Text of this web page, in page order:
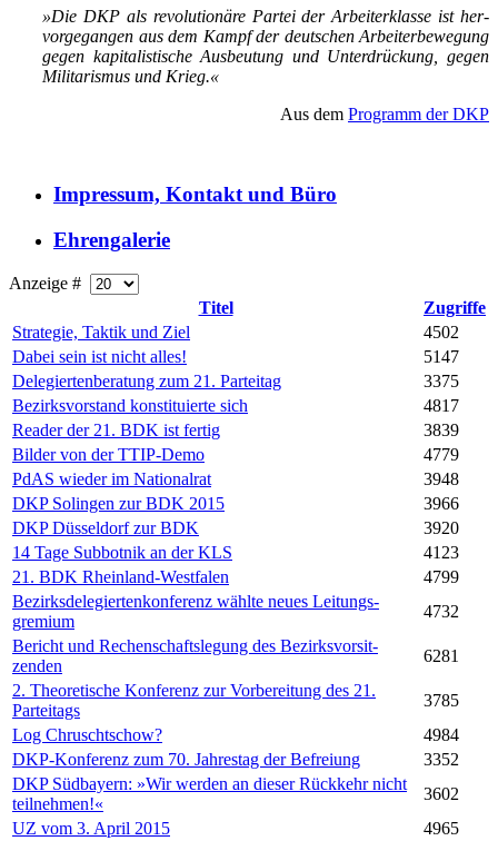
»Die DKP als re­vo­lu­tio­nä­re Par­tei der Ar­bei­ter­klas­se ist her­
vor­ge­gan­gen aus dem Kampf der deut­schen Ar­bei­ter­be­we­gung
ge­gen ka­pi­ta­lis­ti­sche Aus­beu­tung und Un­ter­drü­ckung, ge­gen
Mi­li­ta­ris­mus und Krieg.«
Aus dem Programm der DKP
Impressum, Kontakt und Büro
Ehrengalerie
Anzeige #
Titel
Zugriffe
Strategie, Taktik und Ziel
4502
Dabei sein ist nicht alles!
5147
Delegiertenberatung zum 21. Parteitag
3375
Bezirksvorstand konstituierte sich
4817
Reader der 21. BDK ist fertig
3839
Bilder von der TTIP-Demo
4779
PdAS wieder im Nationalrat
3948
DKP Solingen zur BDK 2015
3966
DKP Düsseldorf zur BDK
3920
14 Tage Subbotnik an der KLS
4123
21. BDK Rheinland-Westfalen
4799
Bezirks­de­le­gier­ten­kon­ferenz wählte neues Leitungs­
gremium
4732
Bericht und Re­chen­schafts­le­gung des Be­zirks­vor­sit­
zenden
6281
2. Theoretische Konferenz zur Vorbereitung des 21.
Parteitags
3785
Log Chruschtschow?
4984
DKP-Konferenz zum 70. Jahrestag der Befreiung
3352
DKP Südbayern: »Wir werden an dieser Rückkehr nicht
teilnehmen!«
3602
UZ vom 3. April 2015
4965